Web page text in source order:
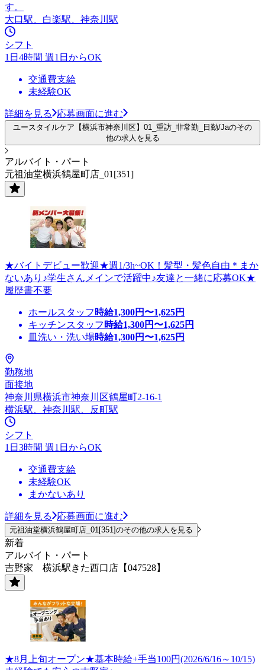
す。
大口駅、白楽駅、神奈川駅
シフト
1日4時間 週1日からOK
交通費支給
未経験OK
詳細を見る 応募画面に進む
ユースタイルケア【横浜市神奈川区】01_重訪_非常勤_日勤/Jaのその
他の求人を見る
アルバイト・パート
元祖油堂横浜鶴屋町店_01[351]
★バイトデビュー歓迎★週1/3h~OK！髪型・髪色自由＊まか
ないあり♪学生さんメインで活躍中♪友達と一緒に応募OK★
履歴書不要
ホールスタッフ 時給1,300円〜1,625円
キッチンスタッフ 時給1,300円〜1,625円
皿洗い・洗い場時給1,300円〜1,625円
勤務地
面接地
神奈川県横浜市神奈川区鶴屋町2-16-1
横浜駅、神奈川駅、反町駅
シフト
1日3時間 週1日からOK
交通費支給
未経験OK
まかないあり
詳細を見る 応募画面に進む
元祖油堂横浜鶴屋町店_01[351]のその他の求人を見る
新着
アルバイト・パート
吉野家 横浜駅きた西口店【047528】
★8月上旬オープン★基本時給+手当100円(2026/6/16～10/15)